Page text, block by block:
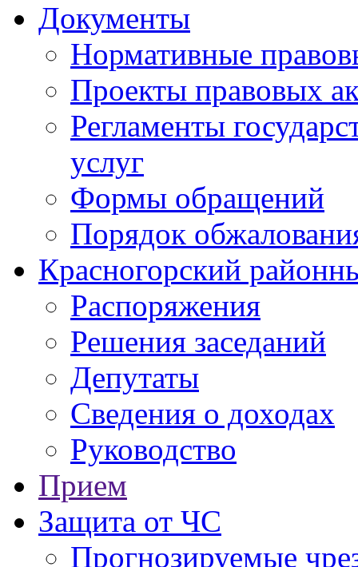
Документы
Нормативные
Проекты правовых
Регламенты
услуг
Формы обращений
Порядок
Красногорский
Распоряжения
Решения заседаний
Депутаты
Сведения о доходах
Руководство
Прием
Защита от ЧС
Прогнозируемые